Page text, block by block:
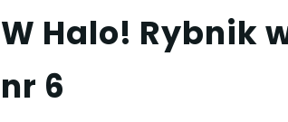
W Halo! Rybnik
nr 6